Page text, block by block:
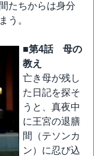
たちからは身分
う。
■第4話 母の
教え
亡き母が残し
た日記を探そ
うと、真夜中
に王宮の退膳
間（テソンカ
ン）に忍び込